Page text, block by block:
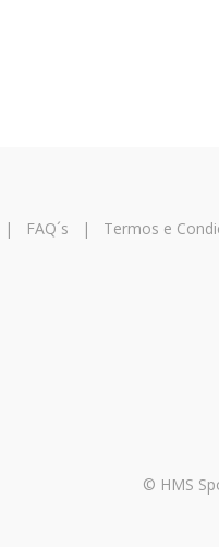
| FAQ´s | Termos e
© HMS